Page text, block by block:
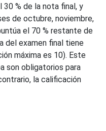
% de la nota final, y
de octubre, noviembre,
el 70 % restante de
del examen final tiene
máxima es 10). Este
son obligatorios para
la calificación